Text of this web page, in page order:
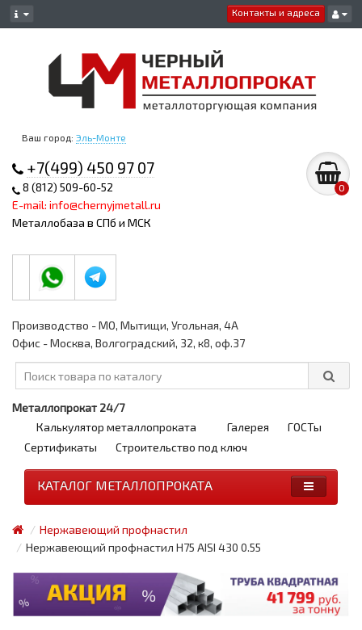
Контакты и адреса
Ваш город: Эль-Монте
+7(499) 450 97 07
8 (812) 509-60-52
E-mail: info@chernyjmetall.ru
Металлобаза в СПб и МСК
0
Производство - МО, Мытищи, Угольная, 4А
Офис - Москва, Волгоградский, 32, к8, оф.37
Металлопрокат 24/7
Калькулятор металлопроката
Галерея
ГОСТы
Сертификаты
Строительство под ключ
КАТАЛОГ МЕТАЛЛОПРОКАТА
Нержавеющий профнастил
Нержавеющий профнастил H75 AISI 430 0.55